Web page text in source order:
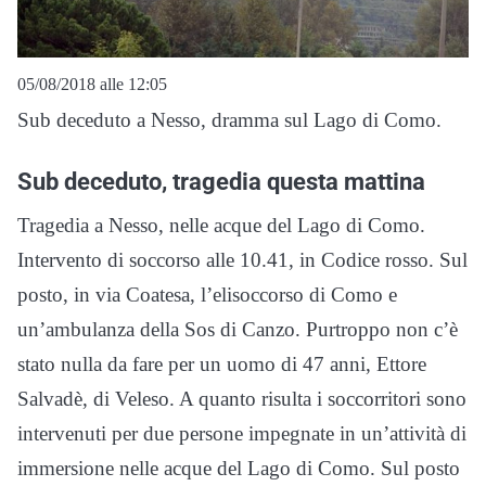
05/08/2018 alle 12:05
Sub deceduto a Nesso, dramma sul Lago di Como.
Sub deceduto, tragedia questa mattina
Tragedia a Nesso, nelle acque del Lago di Como.
Intervento di soccorso alle 10.41, in Codice rosso. Sul
posto, in via Coatesa, l’elisoccorso di Como e
un’ambulanza della Sos di Canzo. Purtroppo non c’è
stato nulla da fare per un uomo di 47 anni, Ettore
Salvadè, di Veleso. A quanto risulta i soccorritori sono
intervenuti per due persone impegnate in un’attività di
immersione nelle acque del Lago di Como. Sul posto